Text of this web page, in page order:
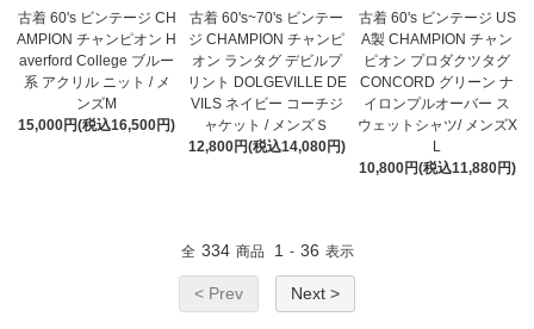
古着 60's ビンテージ CH
AMPION チャンピオン H
averford College ブルー
系 アクリル ニット / メ
ンズM
15,000円(税込16,500円)
古着 60's~70's ビンテー
ジ CHAMPION チャンピ
オン ランタグ デビルプ
リント DOLGEVILLE DE
VILS ネイビー コーチジ
ャケット / メンズＳ
12,800円(税込14,080円)
古着 60's ビンテージ US
A製 CHAMPION チャン
ピオン プロダクツタグ
CONCORD グリーン ナ
イロンプルオーバー ス
ウェットシャツ/ メンズX
L
10,800円(税込11,880円)
全 334 商品 1 - 36 表示
< Prev Next >